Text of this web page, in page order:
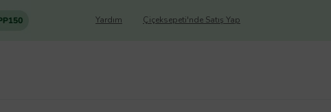
Çiçeksepeti'nde Satış Yap
Yardım